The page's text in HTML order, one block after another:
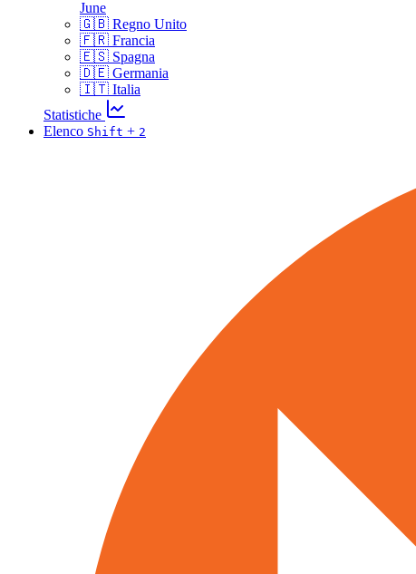
June
🇬🇧 Regno Unito
🇫🇷 Francia
🇪🇸 Spagna
🇩🇪 Germania
🇮🇹 Italia
Statistiche
Elenco Shift + 2